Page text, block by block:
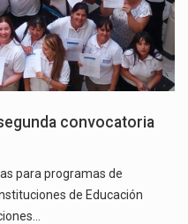
convocatoria
para programas de
de Educación